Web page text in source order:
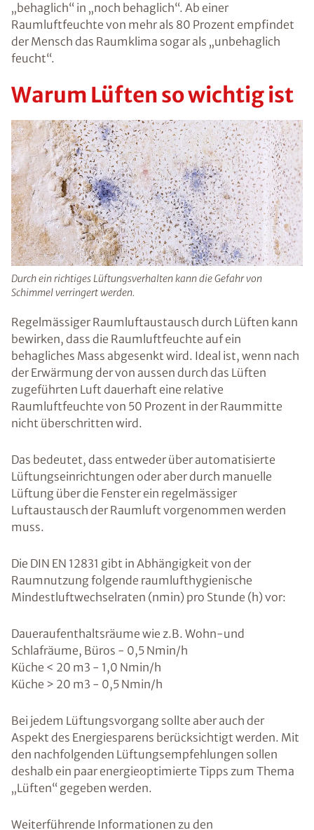
„behaglich“ in „noch behaglich“. Ab einer
Raumluftfeuchte von mehr als 80 Prozent empfindet
der Mensch das Raumklima sogar als „unbehaglich
feucht“.
Warum Lüften so wichtig ist
Durch ein richtiges Lüftungsverhalten kann die Gefahr von
Schimmel verringert werden.
Regelmässiger Raumluftaustausch durch Lüften kann
bewirken, dass die Raumluftfeuchte auf ein
behagliches Mass abgesenkt wird. Ideal ist, wenn nach
der Erwärmung der von aussen durch das Lüften
zugeführten Luft dauerhaft eine relative
Raumluftfeuchte von 50 Prozent in der Raummitte
nicht überschritten wird.
Das bedeutet, dass entweder über automatisierte
Lüftungseinrichtungen oder aber durch manuelle
Lüftung über die Fenster ein regelmässiger
Luftaustausch der Raumluft vorgenommen werden
muss.
Die DIN EN 12831 gibt in Abhängigkeit von der
Raumnutzung folgende raumlufthygienische
Mindestluftwechselraten (nmin) pro Stunde (h) vor:
Daueraufenthaltsräume wie z.B. Wohn-und
Schlafräume, Büros - 0,5 Nmin/h
Küche < 20 m3 - 1,0 Nmin/h
Küche > 20 m3 - 0,5 Nmin/h
Bei jedem Lüftungsvorgang sollte aber auch der
Aspekt des Energiesparens berücksichtigt werden. Mit
den nachfolgenden Lüftungsempfehlungen sollen
deshalb ein paar energieoptimierte Tipps zum Thema
„Lüften“ gegeben werden.
Weiterführende Informationen zu den